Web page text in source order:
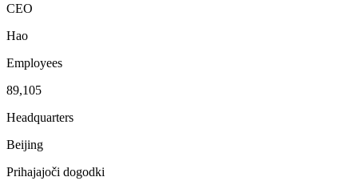
CEO
Hao
Employees
89,105
Headquarters
Beijing
Prihajajoči dogodki